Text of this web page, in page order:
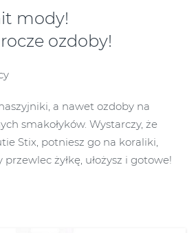
mody!
ozdoby!
a nawet ozdoby na
smakołyków. Wystarczy, że
Stix, potniesz go na koraliki,
żyłkę, ułożysz i gotowe!